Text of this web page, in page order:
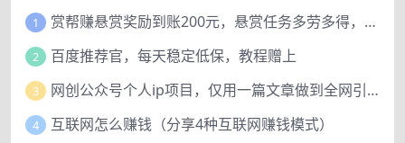
1 赏帮赚悬赏奖励到账200元，悬赏任务多劳多得，人人可做。
2 百度推荐官，每天稳定低保，教程赠上
3 网创公众号个人ip项目，仅用一篇文章做到全网引流！
4 互联网怎么赚钱（分享4种互联网赚钱模式）